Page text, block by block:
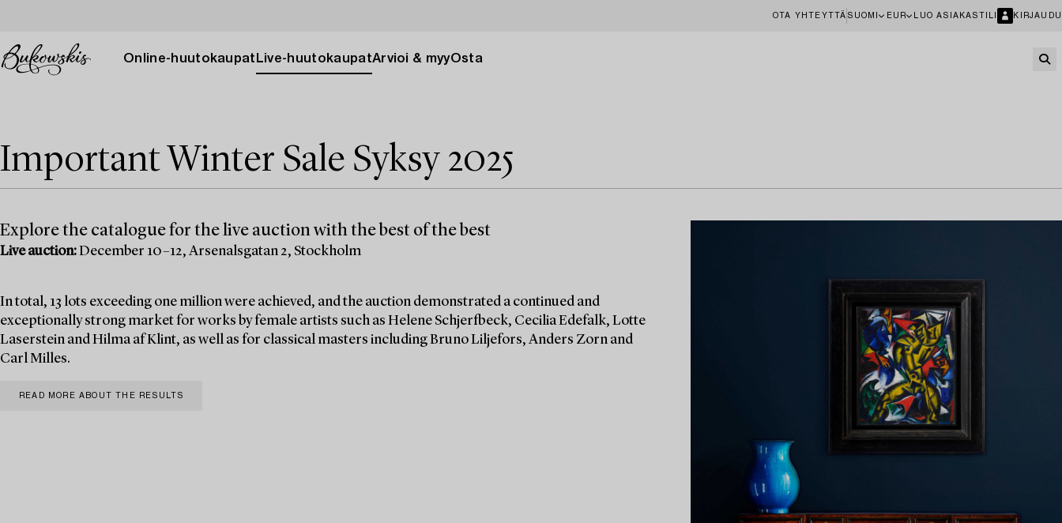
OTA YHTEYTTÄ SUOMI EUR LUO ASIAKASTILI KIRJAUDU
Online-huutokaupat Live-huutokaupatArvioi & myyOsta
Important Winter Sale Syksy 2025
Explore the catalogue for the live auction with the best of the best
Live auction:December 10–12, Arsenalsgatan 2, Stockholm
In total, 13 lots exceeding one million were achieved, and the auction demonstrated a continued and
exceptionally strong market for works by female artists such as Helene Schjerfbeck, Cecilia Edefalk, Lotte
Laserstein and Hilma af Klint, as well as for classical masters including Bruno Liljefors, Anders Zorn and
Carl Milles.
READ MORE ABOUT THE RESULTS